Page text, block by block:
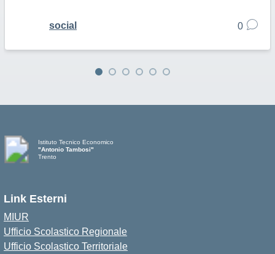
social 0
Istituto Tecnico Economico
"Antonio Tambosi"
Trento
Link Esterni
MIUR
Ufficio Scolastico Regionale
Ufficio Scolastico Territoriale